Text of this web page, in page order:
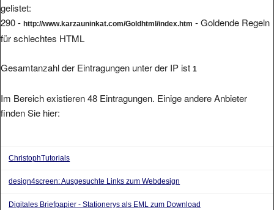
gelistet:
290 - http://www.karzauninkat.com/Goldhtml/index.htm - Goldende Regeln
für schlechtes HTML
Gesamtanzahl der Eintragungen unter der IP ist 1
Im Bereich existieren 48 Eintragungen. Einige andere Anbieter
finden Sie hier:
ChristophTutorials
design4screen: Ausgesuchte Links zum Webdesign
Digitales Briefpapier - Stationerys als EML zum Download